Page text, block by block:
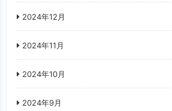
2024年12月
2024年11月
2024年10月
2024年9月